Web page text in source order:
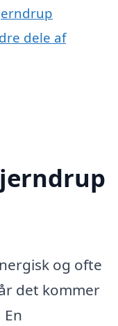
dele af
og ofte
det kommer